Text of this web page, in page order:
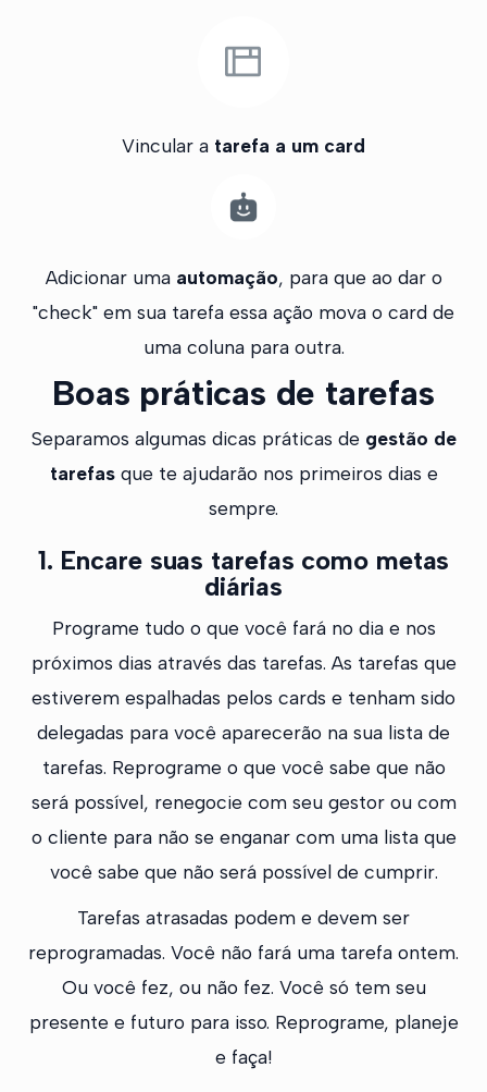
Vincular a tarefa a um card
Adicionar uma automação, para que ao dar o
"check" em sua tarefa essa ação mova o card de
uma coluna para outra.
Boas práticas de tarefas
Separamos algumas dicas práticas de gestão de
tarefasque te ajudarão nos primeiros dias e
sempre.
1. Encare suas tarefas como metas
diárias
Programe tudo o que você fará no dia e nos
próximos dias através das tarefas. As tarefas que
estiverem espalhadas pelos cards e tenham sido
delegadas para você aparecerão na sua lista de
tarefas. Reprograme o que você sabe que não
será possível, renegocie com seu gestor ou com
o cliente para não se enganar com uma lista que
você sabe que não será possível de cumprir.
Tarefas atrasadas podem e devem ser
reprogramadas. Você não fará uma tarefa ontem.
Ou você fez, ou não fez. Você só tem seu
presente e futuro para isso. Reprograme, planeje
e faça!